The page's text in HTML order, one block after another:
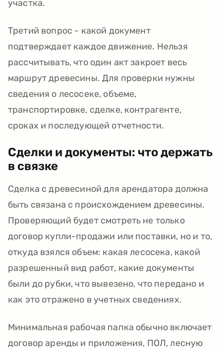
участка.
Третий вопрос - какой документ
подтверждает каждое движение. Нельзя
рассчитывать, что один акт закроет весь
маршрут древесины. Для проверки нужны
сведения о лесосеке, объеме,
транспортировке, сделке, контрагенте,
сроках и последующей отчетности.
Сделки и документы: что держать
в связке
Сделка с древесиной для арендатора должна
быть связана с происхождением древесины.
Проверяющий будет смотреть не только
договор купли-продажи или поставки, но и то,
откуда взялся объем: какая лесосека, какой
разрешенный вид работ, какие документы
были до рубки, что вывезено, что передано и
как это отражено в учетных сведениях.
Минимальная рабочая папка обычно включает
договор аренды и приложения, ПОЛ, лесную